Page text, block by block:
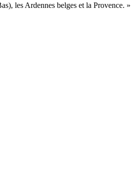
les Ardennes belges et la Provence. »